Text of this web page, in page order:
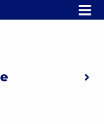
MENÜ